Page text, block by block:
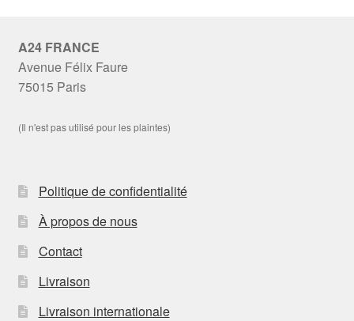
A24 FRANCE
Avenue Félix Faure
75015 Paris
(Il n'est pas utilisé pour les plaintes)
Politique de confidentialité
À propos de nous
Contact
Livraison
Livraison internationale